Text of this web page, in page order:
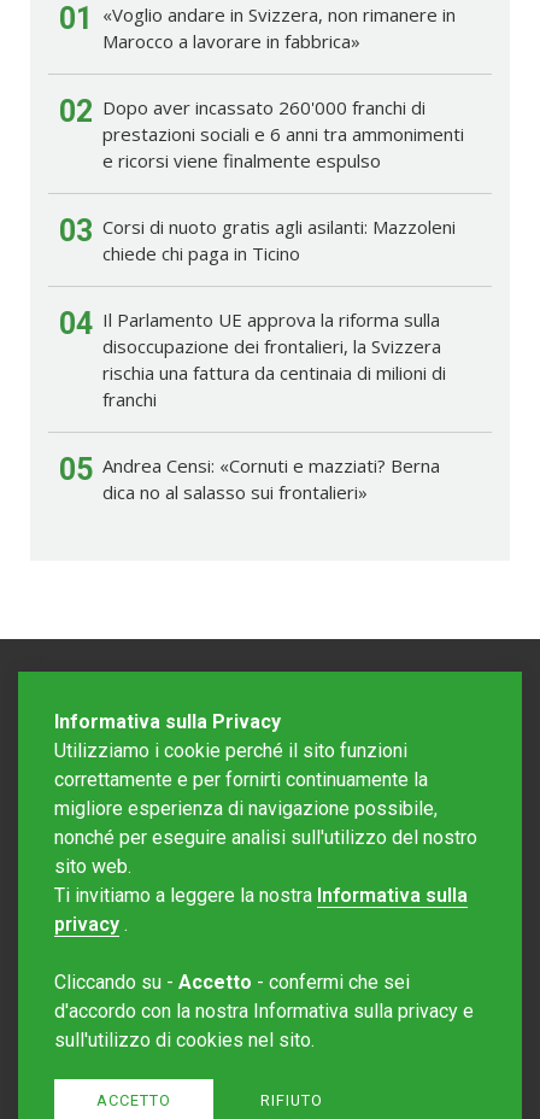
01
«Voglio andare in Svizzera, non rimanere in
Marocco a lavorare in fabbrica»
02 Dopo aver incassato 260'000 franchi di
prestazioni sociali e 6 anni tra ammonimenti
e ricorsi viene finalmente espulso
03 Corsi di nuoto gratis agli asilanti: Mazzoleni
chiede chi paga in Ticino
04 Il Parlamento UE approva la riforma sulla
disoccupazione dei frontalieri, la Svizzera
rischia una fattura da centinaia di milioni di
franchi
05 Andrea Censi: «Cornuti e mazziati? Berna
dica no al salasso sui frontalieri»
Editore Rotostampa SA
Sito creato daRedesign
Informativa sulla Privacy
Utilizziamo i cookie perché il sito funzioni
correttamente e per fornirti continuamente la
migliore esperienza di navigazione possibile,
nonché per eseguire analisi sull'utilizzo del nostro
sito web.
Ti invitiamo a leggere la nostra Informativa sulla
privacy .
Cliccando su - Accetto - confermi che sei
d'accordo con la nostra Informativa sulla privacy e
sull'utilizzo di cookies nel sito.
ACCETTO RIFIUTO